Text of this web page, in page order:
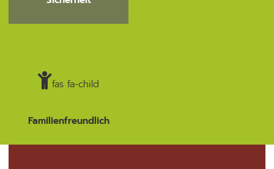
fas fa-child
Familienfreundlich